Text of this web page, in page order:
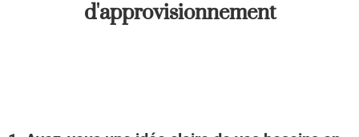
d'approvisionnement